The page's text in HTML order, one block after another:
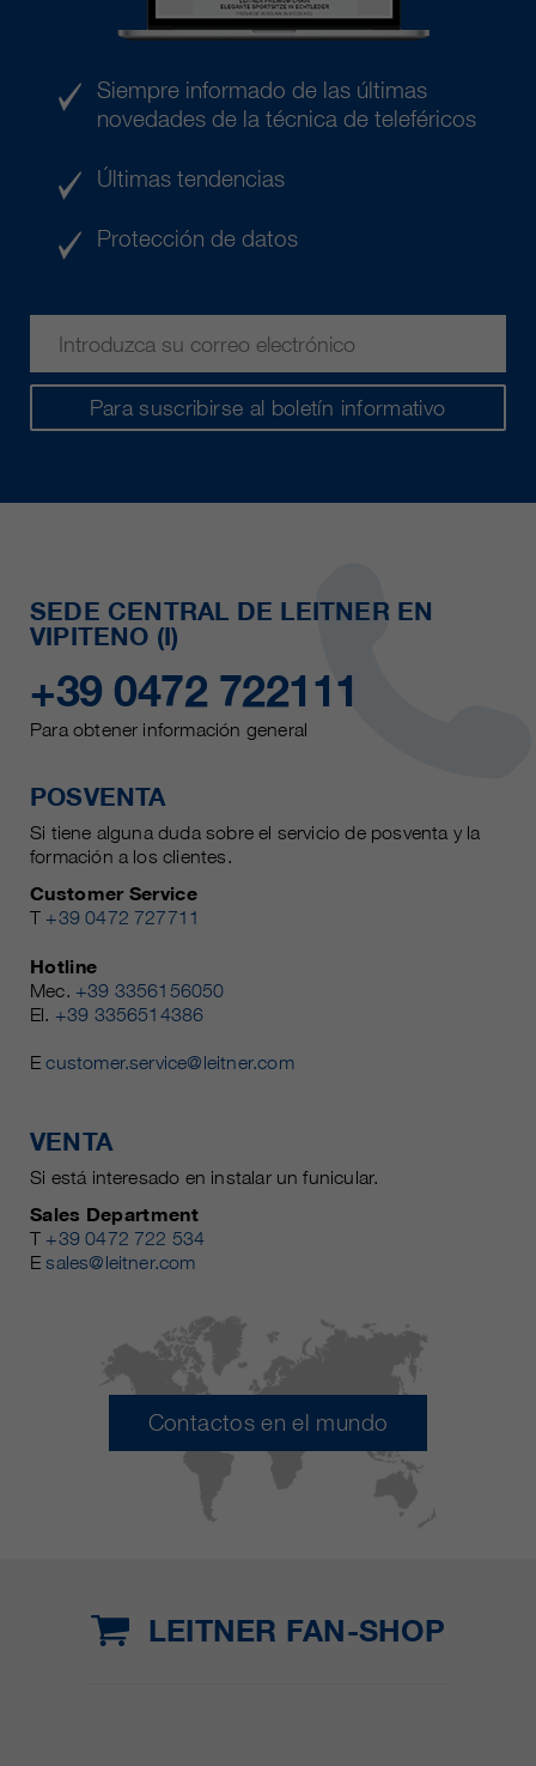
Para suscribirse al boletín informativo
Siempre informado de las últimas
novedades de la técnica de teleféricos
Últimas tendencias
Protección de datos
SEDE CENTRAL DE LEITNER EN
VIPITENO (I)
+39 0472 722111
Para obtener información general
POSVENTA
Si tiene alguna duda sobre el servicio de posventa y la
formación a los clientes.
Customer Service
T +39 0472 727711
Hotline
Mec. +39 3356156050
El. +39 3356514386
Ecustomer.service@leitner.com
VENTA
Si está interesado en instalar un funicular.
Sales Department
T +39 0472 722 534
Esales@leitner.com
Contactos en el mundo
LEITNER FAN-SHOP